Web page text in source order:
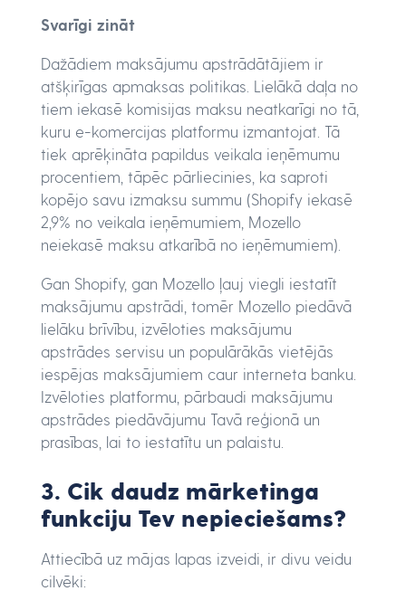
Svarīgi zināt
Dažādiem maksājumu apstrādātājiem ir
atšķirīgas apmaksas politikas. Lielākā daļa no
tiem iekasē komisijas maksu neatkarīgi no tā,
kuru e-komercijas platformu izmantojat. Tā
tiek aprēķināta papildus veikala ieņēmumu
procentiem, tāpēc pārliecinies, ka saproti
kopējo savu izmaksu summu (Shopify iekasē
2,9% no veikala ieņēmumiem, Mozello
neiekasē maksu atkarībā no ieņēmumiem).
Gan Shopify, gan Mozello ļauj viegli iestatīt
maksājumu apstrādi, tomēr Mozello piedāvā
lielāku brīvību, izvēloties maksājumu
apstrādes servisu un populārākās vietējās
iespējas maksājumiem caur interneta banku.
Izvēloties platformu, pārbaudi maksājumu
apstrādes piedāvājumu Tavā reģionā un
prasības, lai to iestatītu un palaistu.
3. Cik daudz mārketinga
funkciju Tev nepieciešams?
Attiecībā uz mājas lapas izveidi, ir divu veidu
cilvēki: